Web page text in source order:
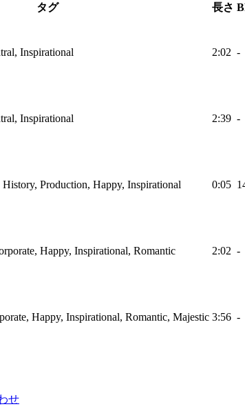
タグ 長さ
Inspirational 2:02 -
Inspirational 2:39 -
History, Production, Happy, Inspirational 0:05
Happy, Inspirational, Romantic 2:02 -
Happy, Inspirational, Romantic, Majestic 3:56 -
せ